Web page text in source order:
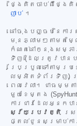
ថ្ងៃគិតចាប់ពីថ្ងៃ
ញាប់ ។
នៅចុងបញ្ចប់នៃកា
មុនភ្លាមៗតាមតម្ល
កំណត់នៅក្នុងសម្ភ
ទិញ (ដែលត្រូវបានប
ប្រែប្រួលទៅតាមប្
លម្អិតទំព័រទិញ) ប្
ពេលវេលា។ ជាធម្ម
មួយខែម្តង
ការជាវដែលអ្នក
ស្វ័យប្រវត្តិ ស្រ
ផ្តល់ជូនសម្រាប់ក